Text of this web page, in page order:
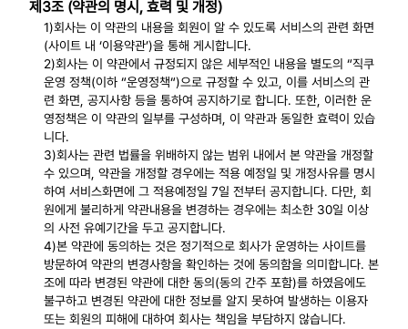
제3조 (약관의 명시, 효력 및 개정)
1)회사는 이 약관의 내용을 회원이 알 수 있도록 서비스의 관련 화면
(사이트 내 ‘이용약관’)을 통해 게시합니다.
2)회사는 이 약관에서 규정되지 않은 세부적인 내용을 별도의 “직쿠
운영 정책(이하 “운영정책“)으로 규정할 수 있고, 이를 서비스의 관
련 화면, 공지사항 등을 통하여 공지하기로 합니다. 또한, 이러한 운
영정책은 이 약관의 일부를 구성하며, 이 약관과 동일한 효력이 있습
니다.
3)회사는 관련 법률을 위배하지 않는 범위 내에서 본 약관을 개정할
수 있으며, 약관을 개정할 경우에는 적용 예정일 및 개정사유를 명시
하여 서비스화면에 그 적용예정일 7일 전부터 공지합니다. 다만, 회
원에게 불리하게 약관내용을 변경하는 경우에는 최소한 30일 이상
의 사전 유예기간을 두고 공지합니다.
4)본 약관에 동의하는 것은 정기적으로 회사가 운영하는 사이트를
방문하여 약관의 변경사항을 확인하는 것에 동의함을 의미합니다. 본
조에 따라 변경된 약관에 대한 동의(동의 간주 포함)를 하였음에도
불구하고 변경된 약관에 대한 정보를 알지 못하여 발생하는 이용자
또는 회원의 피해에 대하여 회사는 책임을 부담하지 않습니다.